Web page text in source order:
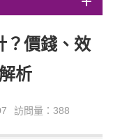
？價錢、效
析
訪問量：388